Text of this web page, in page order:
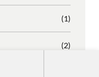
(1)
(2)